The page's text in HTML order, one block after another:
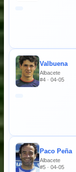
Valbuena
Albacete
#4 · 04-05
Paco Peña
Albacete
#5 · 04-05